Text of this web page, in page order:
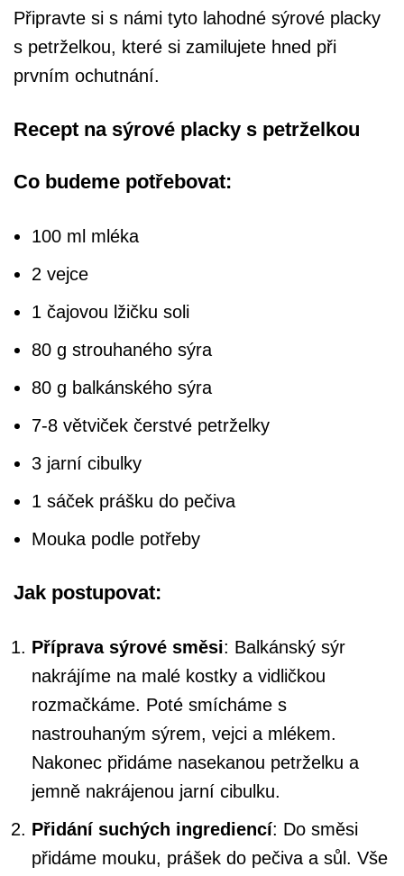
Připravte si s námi tyto lahodné sýrové placky
s petrželkou, které si zamilujete hned při
prvním ochutnání.
Recept na sýrové placky s petrželkou
Co budeme potřebovat:
100 ml mléka
2 vejce
1 čajovou lžičku soli
80 g strouhaného sýra
80 g balkánského sýra
7-8 větviček čerstvé petrželky
3 jarní cibulky
1 sáček prášku do pečiva
Mouka podle potřeby
Jak postupovat:
Příprava sýrové směsi: Balkánský sýr
nakrájíme na malé kostky a vidličkou
rozmačkáme. Poté smícháme s
nastrouhaným sýrem, vejci a mlékem.
Nakonec přidáme nasekanou petrželku a
jemně nakrájenou jarní cibulku.
Přidání suchých ingrediencí: Do směsi
přidáme mouku, prášek do pečiva a sůl. Vše